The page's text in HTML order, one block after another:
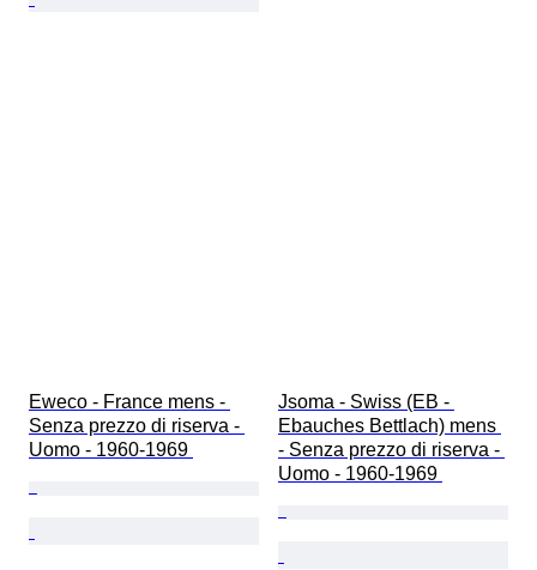
Eweco - France mens -
Senza prezzo di riserva -
Uomo - 1960-1969
Jsoma - Swiss (EB -
Ebauches Bettlach) mens
- Senza prezzo di riserva -
Uomo - 1960-1969